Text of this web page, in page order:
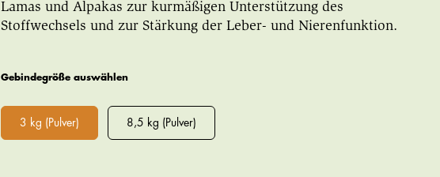
Lamas und Alpakas zur kurmäßigen Unterstützung des
Stoffwechsels und zur Stärkung der Leber- und Nierenfunktion.
Gebindegröße auswählen
3 kg (Pulver) 8,5 kg (Pulver)